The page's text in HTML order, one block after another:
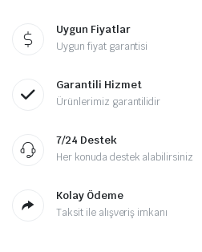
Uygun Fiyatlar
Uygun fiyat garantisi
Garantili Hizmet
Ürünlerimiz garantilidir
7/24 Destek
Her konuda destek alabilirsiniz
Kolay Ödeme
Taksit ile alışveriş imkanı